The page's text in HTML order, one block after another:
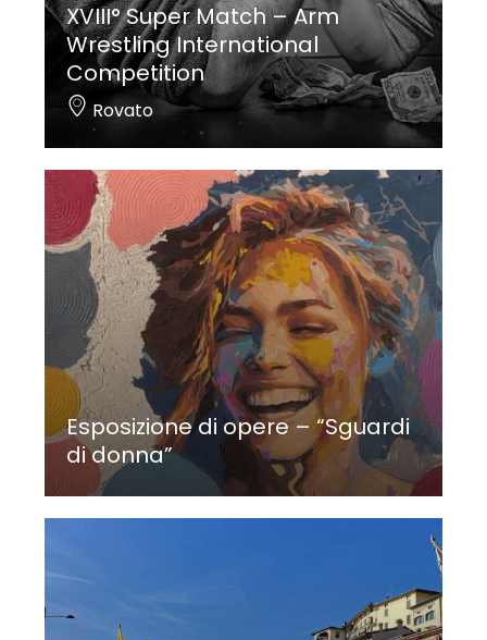
XVIII° Super Match – Arm
Wrestling International
Competition
Rovato
Esposizione di opere – “Sguardi
di donna”